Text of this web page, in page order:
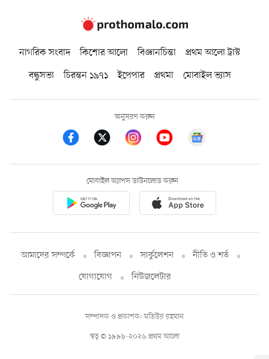
নাগরিক সংবাদ কিশোর আলো বিজ্ঞানচিন্তা
প্রথম আলো ট্রাস্ট
বন্ধুসভা
চিরন্তন ১৯৭১ ইপেপার প্রথমা মোবাইল ভ্যাস
অনুসরণ করুন
মোবাইল অ্যাপস ডাউনলোড করুন
আমাদের সম্পর্কে বিজ্ঞাপন সার্কুলেশন
নীতি ও শর্ত
যোগাযোগ
নিউজলেটার
স্বত্ব © ১৯৯৮-২০২৬ প্রথম আলো
সম্পাদক ও প্রকাশক: মতিউর রহমান